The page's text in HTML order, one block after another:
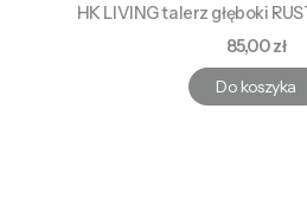
HK LIVING talerz głęboki
Cena
85,00 zł
Do koszyka